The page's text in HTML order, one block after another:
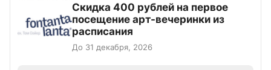
Cкидка 400 рублей на первое
посещение арт-вечеринки из
расписания
До 31 декабря, 2026